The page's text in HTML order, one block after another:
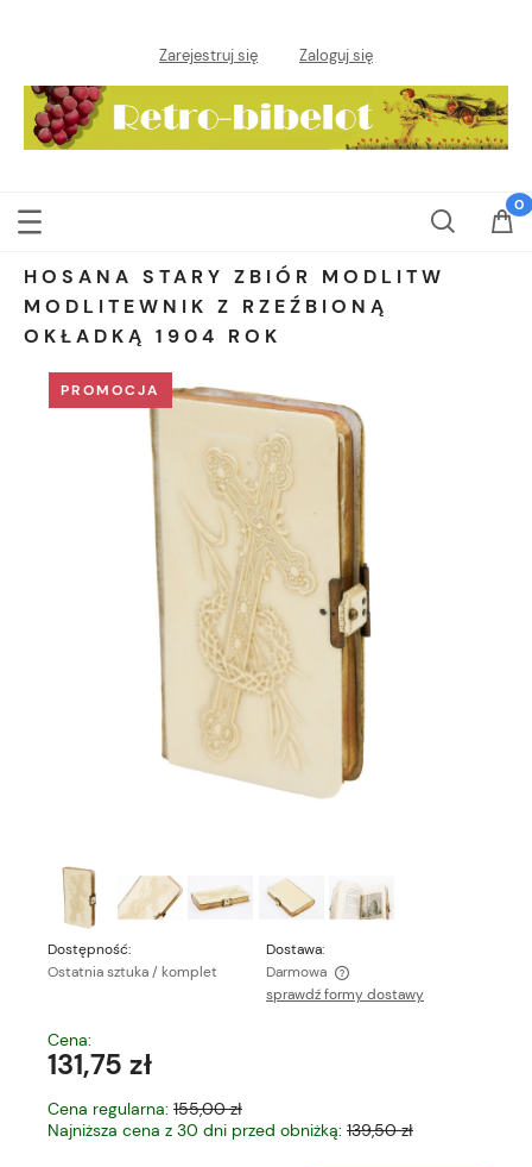
Zarejestruj się Zaloguj się
HOSANA STARY ZBIÓR MODLITW
MODLITEWNIK Z RZEŹBIONĄ
OKŁADKĄ 1904 ROK
PROMOCJA
Dostępność:
Ostatnia sztuka / komplet
Dostawa:
Darmowa
Cena nie zawiera ewentualnych kosztów płatności
sprawdź formy dostawy
Cena:
131,75 zł
Cena regularna: 155,00 zł
Najniższa cena z 30 dni przed obniżką: 139,50 zł